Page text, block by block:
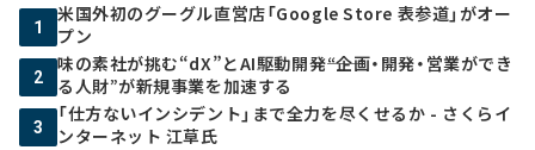
1
米国外初のグーグル直営店「Google Store 表参道」がオー
プン
2
味の素社が挑む“dX”とAI駆動開発――“企画・開発・営業ができ
る人財”が新規事業を加速する
3
「仕方ないインシデント」まで全力を尽くせるか - さくらイ
ンターネット 江草氏